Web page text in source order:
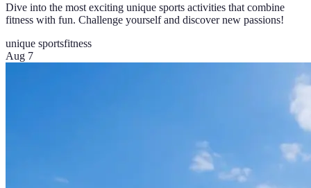
Dive into the most exciting unique sports activities that combine
fitness with fun. Challenge yourself and discover new passions!
unique sportsfitness
Aug 7